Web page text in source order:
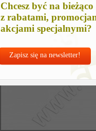
Chcesz być na bieżąco
z rabatami,
akcjami specjalnymi?
Zapisz się na newsletter!